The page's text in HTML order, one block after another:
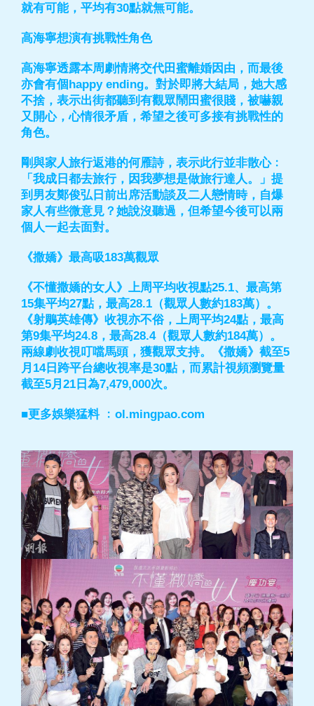
就有可能，平均有30點就無可能。
高海寧想演有挑戰性角色
高海寧透露本周劇情將交代田蜜離婚因由，而最後
亦會有個happy ending。對於即將大結局，她大感
不捨，表示出街都聽到有觀眾鬧田蜜很賤，被嚇親
又開心，心情很矛盾，希望之後可多接有挑戰性的
角色。
剛與家人旅行返港的何雁詩，表示此行並非散心﹕
「我成日都去旅行，因我夢想是做旅行達人。」提
到男友鄭俊弘日前出席活動談及二人戀情時，自爆
家人有些微意見？她說沒聽過，但希望今後可以兩
個人一起去面對。
《撒嬌》最高吸183萬觀眾
《不懂撒嬌的女人》上周平均收視點25.1、最高第
15集平均27點，最高28.1（觀眾人數約183萬）。
《射鵰英雄傳》收視亦不俗，上周平均24點，最高
第9集平均24.8，最高28.4（觀眾人數約184萬）。
兩線劇收視叮噹馬頭，獲觀眾支持。《撒嬌》截至5
月14日跨平台總收視率是30點，而累計視頻瀏覽量
截至5月21日為7,479,000次。
■更多娛樂猛料 ﹕ol.mingpao.com